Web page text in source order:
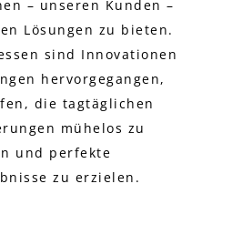
– unseren Kunden –
Lösungen zu bieten.
sind Innovationen
hervorgegangen,
die tagtäglichen
mühelos zu
und perfekte
zu erzielen.